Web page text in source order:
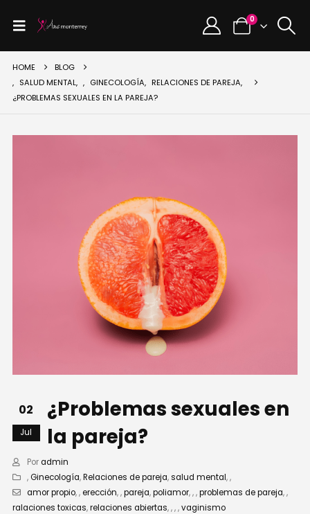
0
HOME
BLOG
, SALUD MENTAL, , GINECOLOGÍA, RELACIONES DE PAREJA,
¿PROBLEMAS SEXUALES EN LA PAREJA?
02
Jul
¿Problemas sexuales en
la pareja?
Por admin
,Ginecología,Relaciones de pareja,salud mental,,
amor propio,,erección,,pareja,poliamor,,,problemas de pareja,,
ralaciones toxicas,relaciones abiertas,,,,vaginismo